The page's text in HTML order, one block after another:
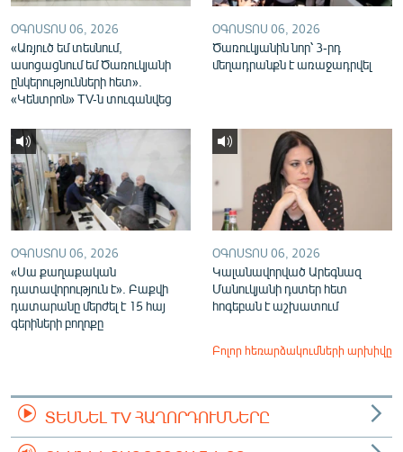
ՕԳՈՍՏՈՍ 06, 2026
«Առյուծ եմ տեսնում,
ասոցացնում եմ Ծառուկյանի
ընկերությունների հետ».
«Կենտրոն» TV-ն տուգանվեց
ՕԳՈՍՏՈՍ 06, 2026
Ծառուկյանին նոր՝ 3-րդ
մեղադրանքն է առաջադրվել
ՕԳՈՍՏՈՍ 06, 2026
«Սա քաղաքական
դատավորություն է». Բաքվի
դատարանը մերժել է 15 հայ
գերիների բողոքը
ՕԳՈՍՏՈՍ 06, 2026
Կալանավորված Արեգնազ
Մանուկյանի դստեր հետ
հոգեբան է աշխատում
Բոլոր հեռարձակումների արխիվը
ՏԵՍՆԵԼ TV ՀԱՂՈՐԴՈՒՄՆԵՐԸ